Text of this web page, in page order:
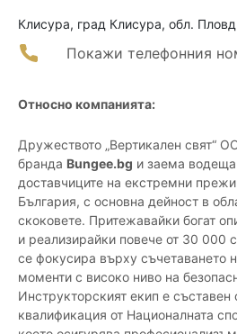
Клисура, град Клисура, обл.
Покажи телефонния
Относно компанията:
Дружеството „Вертикален свят“
бранда Bungee.bg и заема
доставчиците на екстремни
България, с основна дейност в
скоковете. Притежавайки богат
и реализирайки повече от 30 000
се фокусира върху съчетаването
моменти с високо ниво на
Инструкторският екип е съставен
квалификация от Националната